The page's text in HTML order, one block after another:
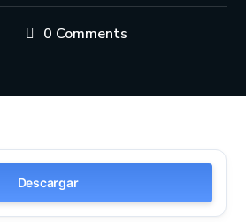
0 Comments
Descargar